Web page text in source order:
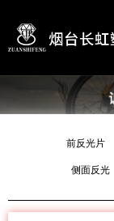
前反光片
侧面反光